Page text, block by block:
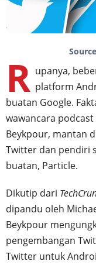
R upanya,
platform
buatan Google.
wawancara
Beykpour, mantan
Twitter dan pendiri
buatan, Particle.
Dikutip dari
dipandu oleh
Beykpour
pengembangan
Twitter untuk